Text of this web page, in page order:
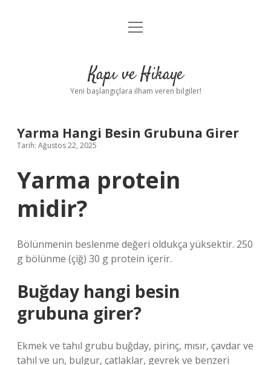
Anasayfa
Yasal Uyarı
menüyü
Kapı ve Hikaye
Yeni başlangıçlara ilham veren bilgiler!
Yarma Hangi Besin Grubuna Girer
Tarih: Ağustos 22, 2025
Yarma protein
midir?
Bölünmenin beslenme değeri oldukça yüksektir. 250
g bölünme (çiğ) 30 g protein içerir.
Buğday hangi besin
grubuna girer?
Ekmek ve tahıl grubu buğday, pirinç, mısır, çavdar ve
tahıl ve un, bulgur, çatlaklar, gevrek ve benzeri